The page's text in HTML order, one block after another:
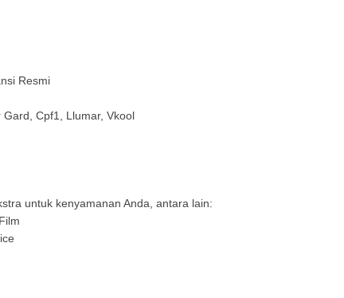
Resmi
Cpf1, Llumar, Vkool
untuk kenyamanan Anda, antara lain: